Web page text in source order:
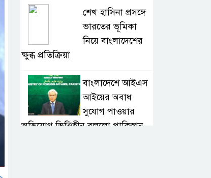
শেখ হাসিনা প্রসঙ্গে
ভারতের ভূমিকা
নিয়ে বাংলাদেশের
ক্ষুব্ধ প্রতিক্রিয়া
বাংলাদেশে আইএস
আইয়ের অবাধ
সুযোগ পাওয়ার
অভিযোগ ভিত্তিহীন বললো পাকিস্তান